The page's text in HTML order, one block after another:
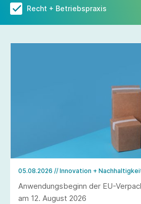
Recht + Betriebspraxis
05.08.2026 // Innovation +
Anwendungsbeginn der EU-
am 12. August 2026